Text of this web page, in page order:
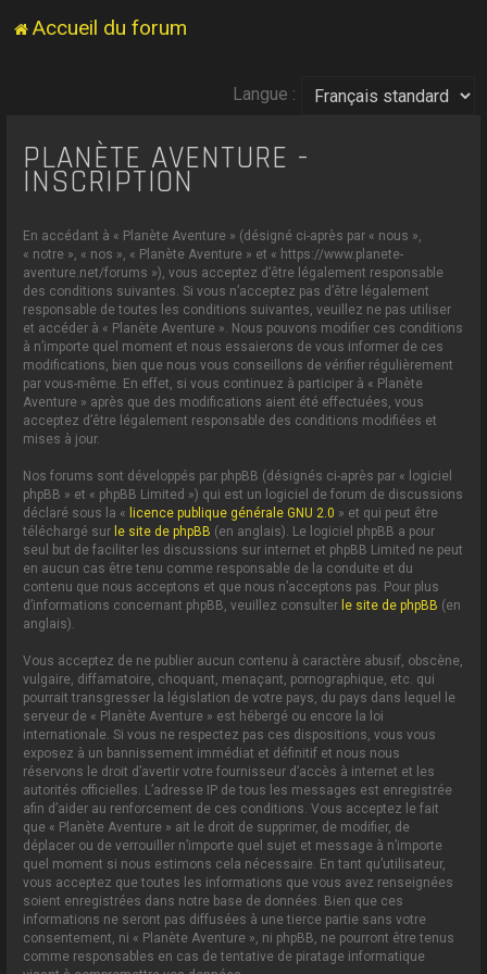
Accueil du forum
Langue :
PLANÈTE AVENTURE -
INSCRIPTION
En accédant à « Planète Aventure » (désigné ci-après par « nous »,
« notre », « nos », « Planète Aventure » et « https://www.planete-
aventure.net/forums »), vous acceptez d’être légalement responsable
des conditions suivantes. Si vous n’acceptez pas d’être légalement
responsable de toutes les conditions suivantes, veuillez ne pas utiliser
et accéder à « Planète Aventure ». Nous pouvons modifier ces conditions
à n’importe quel moment et nous essaierons de vous informer de ces
modifications, bien que nous vous conseillons de vérifier régulièrement
par vous-même. En effet, si vous continuez à participer à « Planète
Aventure » après que des modifications aient été effectuées, vous
acceptez d’être légalement responsable des conditions modifiées et
mises à jour.
Nos forums sont développés par phpBB (désignés ci-après par « logiciel
phpBB » et « phpBB Limited ») qui est un logiciel de forum de discussions
déclaré sous la « licence publique générale GNU 2.0 » et qui peut être
téléchargé sur le site de phpBB (en anglais). Le logiciel phpBB a pour
seul but de faciliter les discussions sur internet et phpBB Limited ne peut
en aucun cas être tenu comme responsable de la conduite et du
contenu que nous acceptons et que nous n’acceptons pas. Pour plus
d’informations concernant phpBB, veuillez consulter le site de phpBB (en
anglais).
Vous acceptez de ne publier aucun contenu à caractère abusif, obscène,
vulgaire, diffamatoire, choquant, menaçant, pornographique, etc. qui
pourrait transgresser la législation de votre pays, du pays dans lequel le
serveur de « Planète Aventure » est hébergé ou encore la loi
internationale. Si vous ne respectez pas ces dispositions, vous vous
exposez à un bannissement immédiat et définitif et nous nous
réservons le droit d’avertir votre fournisseur d’accès à internet et les
autorités officielles. L’adresse IP de tous les messages est enregistrée
afin d’aider au renforcement de ces conditions. Vous acceptez le fait
que « Planète Aventure » ait le droit de supprimer, de modifier, de
déplacer ou de verrouiller n’importe quel sujet et message à n’importe
quel moment si nous estimons cela nécessaire. En tant qu’utilisateur,
vous acceptez que toutes les informations que vous avez renseignées
soient enregistrées dans notre base de données. Bien que ces
informations ne seront pas diffusées à une tierce partie sans votre
consentement, ni « Planète Aventure », ni phpBB, ne pourront être tenus
comme responsables en cas de tentative de piratage informatique